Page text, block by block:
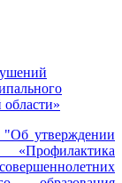
утверждении